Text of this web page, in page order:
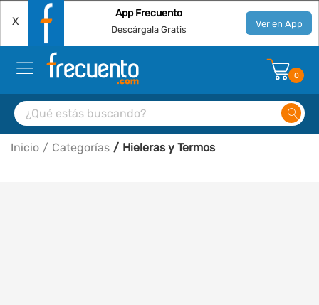
X
App Frecuento
Descárgala Gratis Ver en App
0
Inicio Categorías Hieleras y Termos